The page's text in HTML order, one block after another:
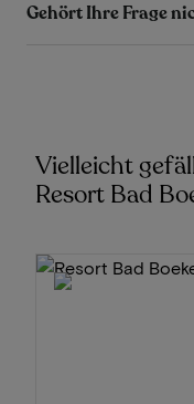
Gehört Ihre Frage
Vielleicht
Resort Bad